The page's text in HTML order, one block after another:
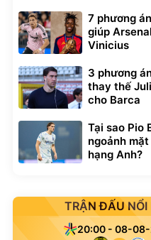
7 phương
giúp
Vinicius
3 phương
thay thế
cho Barca
Tại sao Pio
ngoảnh
hạng Anh?
TRẬN ĐẤU NỔI
20:00 - 08-